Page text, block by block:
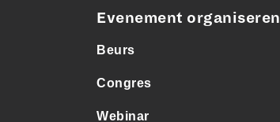
Evenement organiseren
Beurs
Congres
Webinar